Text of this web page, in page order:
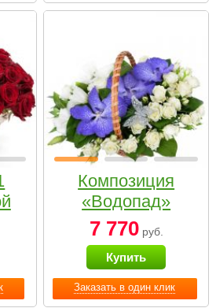
Заказать в один клик
Композиция
«Водопад»
7 770руб.
Купить